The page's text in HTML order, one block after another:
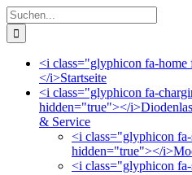
Zum
Inhalt
springen
Suche
nach:
<i class="glyphicon fa-
</i>Startseite
<i class="glyphicon fa-
hidden="true"></i>
& Service
<i class="glyphicon
hidden="true"></i>
<i class="glyphicon